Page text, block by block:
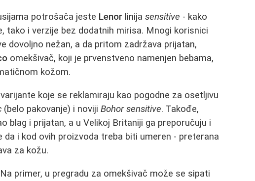
potrošača jeste Lenor linijasensitive - kako
tako i verzije bez dodatnih mirisa. Mnogi korisnici
dovoljno nežan, a da pritom zadržava prijatan,
omekšivač, koji je prvenstveno namenjen bebama,
kožom.
koje se reklamiraju kao pogodne za osetljivu
(belo pakovanje) i novijiBohor sensitive. Takođe,
blag i prijatan, a u Velikoj Britaniji ga preporučuju i
i kod ovih proizvoda treba biti umeren - preterana
za kožu.
primer, u pregradu za omekšivač može se sipati